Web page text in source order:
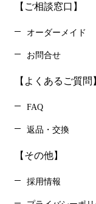
【ご相談窓口】
オーダーメイド
お問合せ
【よくあるご質問
FAQ
返品・交換
【その他】
採用情報